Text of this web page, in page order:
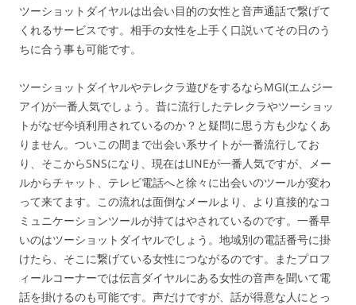
ツーショットダイヤルは出会い目的の女性と音声通話で繋げて
くれるサービスです。相手の女性を上手く口説いてその日のう
ちに合う事も可能です。
ツーショットダイヤルやテレクラ遊びをするならMGI(エムジー
アイ)が一番人気でしょう。昔に流行したテレクラやツーショッ
トがなぜ今頃利用されているのか？と疑問に思う方も少なくあ
りません。ついこの間まで出会い系サイトが一番流行してお
り、そこからSNSになり、現在はLINEが一番人気ですが、メー
ルからチャット、テレビ電話へと徐々に出会いのツールが変わ
って来てます。この流れは面倒なメールより、より直接的なコ
ミュニケーションツールが持てはやされているのです。一番早
いのはツーショットダイヤルでしょう。地域別の電話番号に掛
けたら、そこに繋げている女性につながるのです。またプロフ
ィールコーナーでは伝言ダイヤルにある女性の音声を聞いて電
話を掛けるのも可能です。声だけですが、話が得意な人にとっ